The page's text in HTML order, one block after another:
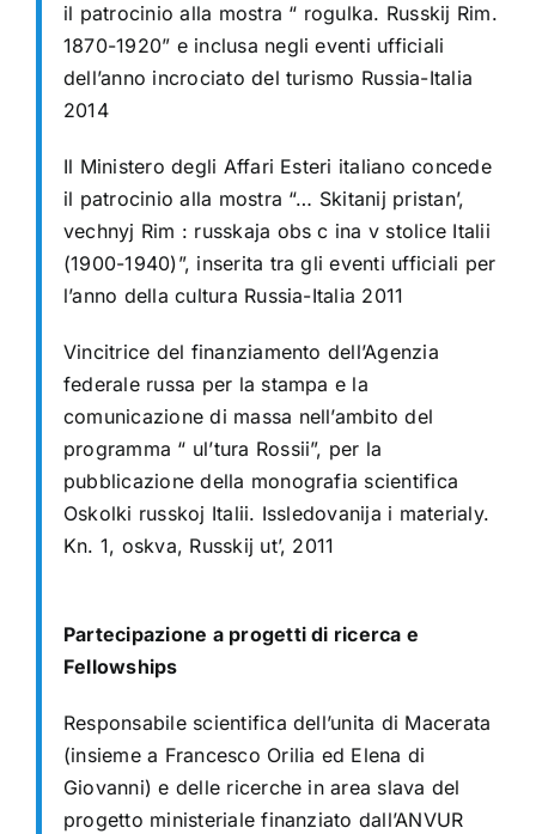
il patrocinio alla mostra “ rogulka. Russkij Rim.
1870-1920” e inclusa negli eventi ufficiali
dell’anno incrociato del turismo Russia-Italia
2014
Il Ministero degli Affari Esteri italiano concede
il patrocinio alla mostra “… Skitanij pristan’,
vechnyj Rim : russkaja obs c ina v stolice Italii
(1900-1940)”, inserita tra gli eventi ufficiali per
l’anno della cultura Russia-Italia 2011
Vincitrice del finanziamento dell’Agenzia
federale russa per la stampa e la
comunicazione di massa nell’ambito del
programma “ ul’tura Rossii”, per la
pubblicazione della monografia scientifica
Oskolki russkoj Italii. Issledovanija i materialy.
Kn. 1, oskva, Russkij ut’, 2011
Partecipazione a progetti di ricerca e
Fellowships
Responsabile scientifica dell’unita di Macerata
(insieme a Francesco Orilia ed Elena di
Giovanni) e delle ricerche in area slava del
progetto ministeriale finanziato dall’ANVUR